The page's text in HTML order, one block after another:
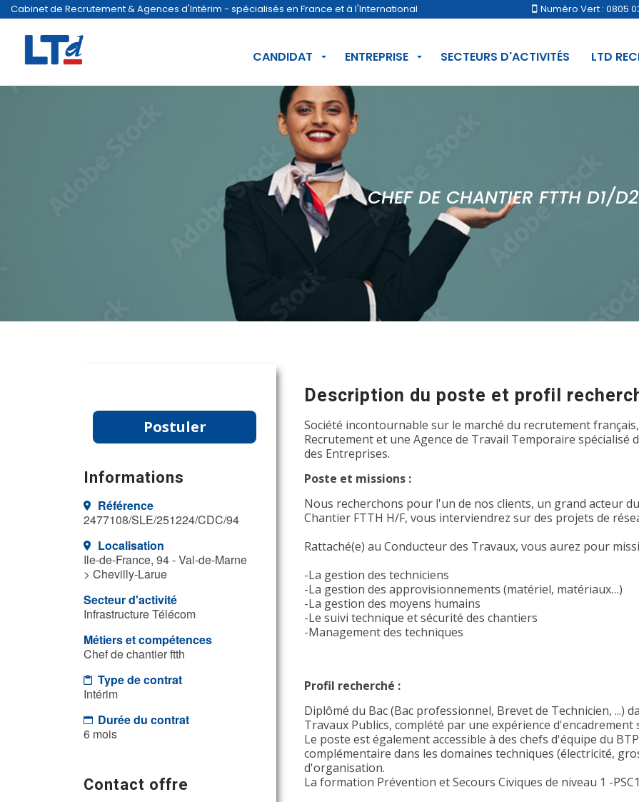
Cabinet de Recrutement & Agences d'Intérim - spécialisés en France et à l'International Numéro Vert : 0805
CANDIDAT ENTREPRISE SECTEURS D'ACTIVITÉS LTD
CHEF DE CHANTIER FTTH D1/D2
Postuler
Informations
Référence
2477108/SLE/251224/CDC/94
Localisation
Ile-de-France, 94 - Val-de-Marne
> Chevilly-Larue
Secteur d'activité
Infrastructure Télécom
Métiers et compétences
Chef de chantier ftth
Type de contrat
Intérim
Durée du contrat
6 mois
Contact offre
Description du poste et profil
Société incontournable sur le marché du recrutement
Recrutement et une Agence de Travail Temporaire spécialisé
des Entreprises.
Poste et missions :
Nous recherchons pour l'un de nos clients, un grand acteur
Chantier FTTH H/F, vous interviendrez sur des projets de
Rattaché(e) au Conducteur des Travaux, vous aurez pour
-La gestion des techniciens
-La gestion des approvisionnements (matériel, matériaux…)
-La gestion des moyens humains
-Le suivi technique et sécurité des chantiers
-Management des techniques
Profil recherché :
Diplômé du Bac (Bac professionnel, Brevet de Technicien, ...)
Travaux Publics, complété par une expérience d'encadrement
Le poste est également accessible à des chefs d'équipe du
complémentaire dans les domaines techniques (électricité,
d'organisation.
La formation Prévention et Secours Civiques de niveau 1 -